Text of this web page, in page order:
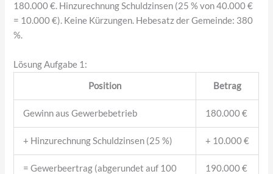
180.000 €. Hinzurechnung Schuldzinsen (25 % von 40.000 €
= 10.000 €). Keine Kürzungen. Hebesatz der Gemeinde: 380
%.
Lösung Aufgabe 1:
Position Betrag
Gewinn aus Gewerbebetrieb 180.000 €
+ Hinzurechnung Schuldzinsen (25 %) + 10.000 €
= Gewerbeertrag (abgerundet auf 100
190.000 €